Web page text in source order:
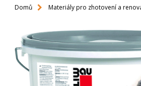
Domů Materiály pro zhotovení a